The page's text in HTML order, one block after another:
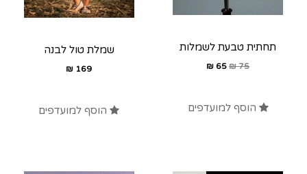
תחתית טבעת לשמלות
75
₪
65
₪
הוסף למועדפים
שמלת טול לבנה
169
₪
הוסף למועדפים